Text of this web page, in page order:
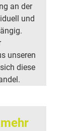
an der
und
unseren
diese